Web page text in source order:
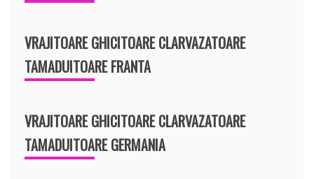
VRAJITOARE GHICITOARE CLARVAZATOARE
TAMADUITOARE FRANTA
VRAJITOARE GHICITOARE CLARVAZATOARE
TAMADUITOARE GERMANIA